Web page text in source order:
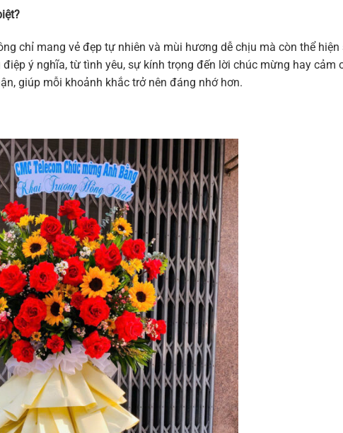
chỉ mang vẻ đẹp tự nhiên và mùi hương dễ chịu mà còn thể
ý nghĩa, từ tình yêu, sự kính trọng đến lời chúc mừng hay cảm
giúp mỗi khoảnh khắc trở nên đáng nhớ hơn.